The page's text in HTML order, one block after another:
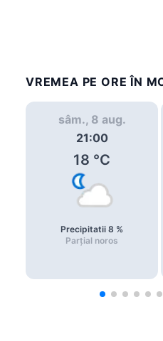
VREMEA PE ORE ÎN
sâm., 8 aug.
21:00
18 °C
Precipitatii 8 %
Parțial noros